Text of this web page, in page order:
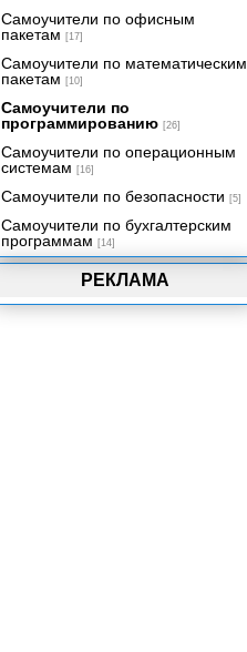
РЕКЛАМА
Использование ADO средствами
Delphi
Технология DataSnap.
Механизмы удаленного доступа.
Сервер приложения
Клиент многозвенного
Компоненты Rave Reports и
Визуальная среда создания
отчетов
Разработка, просмотр и печать
отчетов
данных
Самоучители по офисным
пакетам [17]
Самоучители по математическим
пакетам [10]
Самоучители по
программированию [26]
Самоучители по операционным
системам [16]
Самоучители по безопасности [5]
Самоучители по бухгалтерским
программам [14]